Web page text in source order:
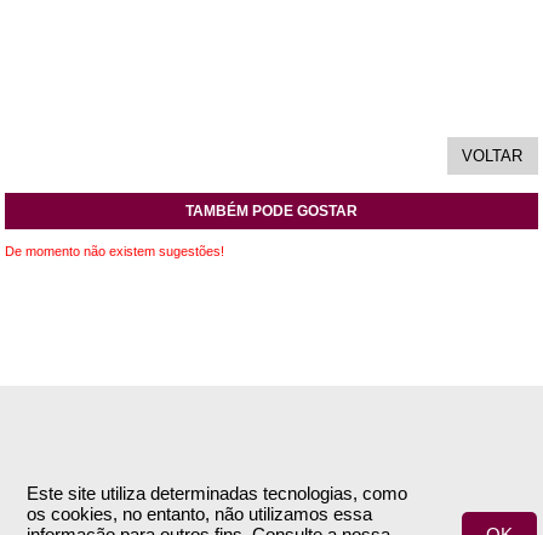
Este site utiliza determinadas tecnologias, como
os cookies, no entanto, não utilizamos essa
TAMBÉM PODE GOSTAR
De momento não existem sugestões!
Empresa
Termos e Condições
Encomendas & Pagamentos
Envio